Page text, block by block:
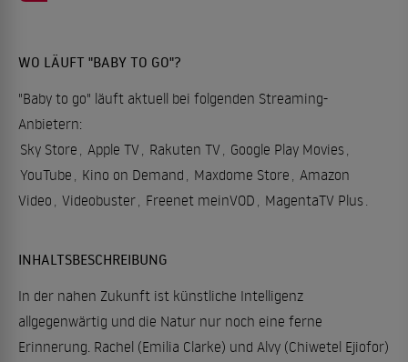
WO LÄUFT "BABY TO GO"?
"Baby to go" läuft aktuell bei folgenden Streaming-
Anbietern:
Sky Store , Apple TV, Rakuten TV, Google Play Movies,
YouTube , Kino on Demand , Maxdome Store , Amazon
Video , Videobuster, Freenet meinVOD , MagentaTV Plus.
INHALTSBESCHREIBUNG
In der nahen Zukunft ist künstliche Intelligenz
allgegenwärtig und die Natur nur noch eine ferne
Erinnerung. Rachel (Emilia Clarke) und Alvy (Chiwetel Ejiofor)